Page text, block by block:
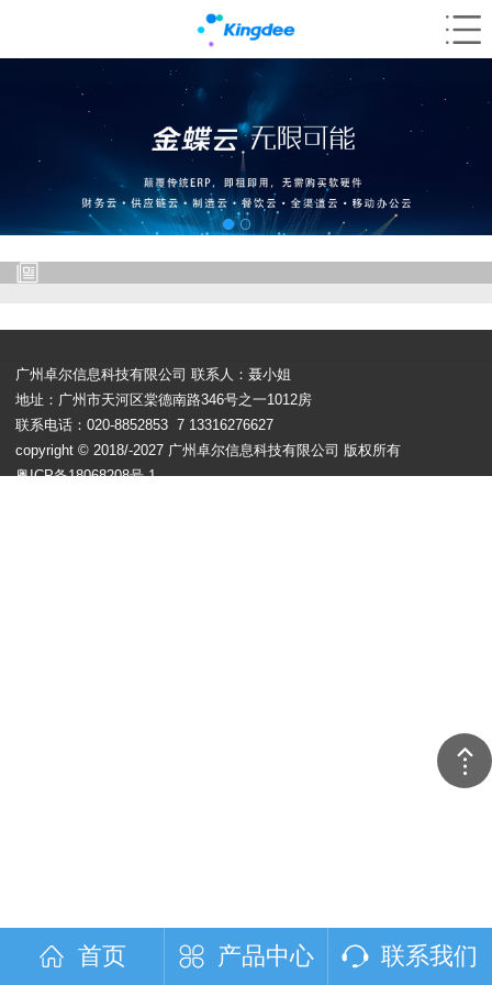
广州卓尔信息科技有限公司 联系人：聂小姐
地址：广州市天河区棠德南路346号之一1012房
联系电话：020-8852853 7 13316276627
copyright © 2018/-2027 广州卓尔信息科技有限公司 版权所有
粤ICP备18068208号-1
首页 产品中心 联系我们